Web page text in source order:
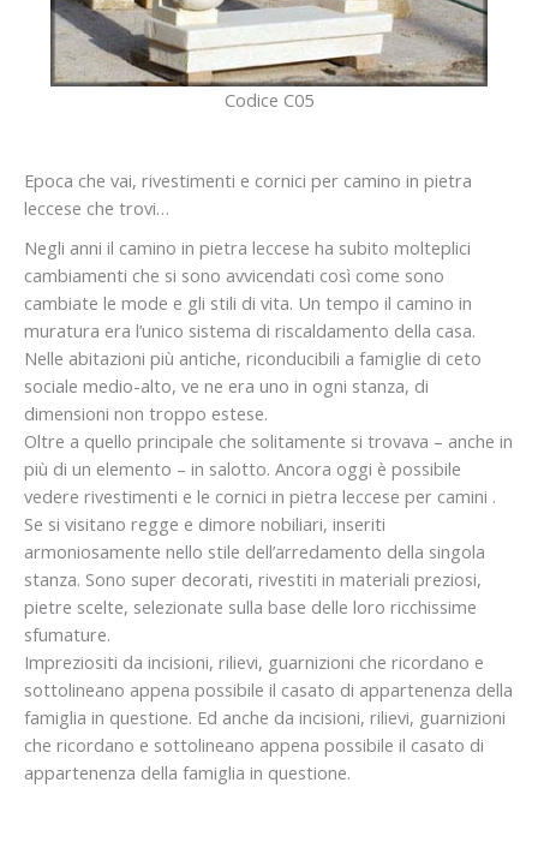
Codice C05
Epoca che vai, rivestimenti e cornici per camino in pietra
leccese che trovi…
Negli anni il camino in pietra leccese ha subito molteplici
cambiamenti che si sono avvicendati così come sono
cambiate le mode e gli stili di vita. Un tempo il camino in
muratura era l’unico sistema di riscaldamento della casa.
Nelle abitazioni più antiche, riconducibili a famiglie di ceto
sociale medio-alto, ve ne era uno in ogni stanza, di
dimensioni non troppo estese.
Oltre a quello principale che solitamente si trovava – anche in
più di un elemento – in salotto. Ancora oggi è possibile
vedere rivestimenti e le cornici in pietra leccese per camini .
Se si visitano regge e dimore nobiliari, inseriti
armoniosamente nello stile dell’arredamento della singola
stanza. Sono super decorati, rivestiti in materiali preziosi,
pietre scelte, selezionate sulla base delle loro ricchissime
sfumature.
Impreziositi da incisioni, rilievi, guarnizioni che ricordano e
sottolineano appena possibile il casato di appartenenza della
famiglia in questione. Ed anche da incisioni, rilievi, guarnizioni
che ricordano e sottolineano appena possibile il casato di
appartenenza della famiglia in questione.